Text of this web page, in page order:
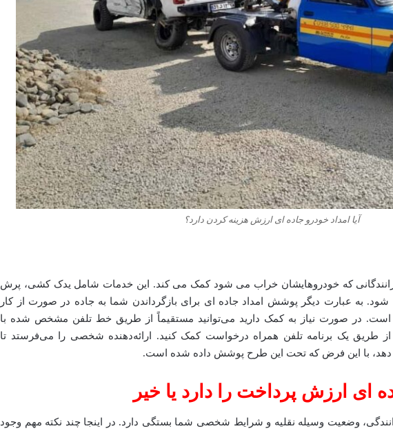
آیا امداد خودرو جاده ای ارزش هزینه کردن دارد؟
رانندگانی که خودروهایشان خراب می شود کمک می کند. این خدمات شامل یدک کشی، پرش
به عبارت دیگر پوشش امداد جاده ای برای بازگرداندن شما به جاده در صورت از کار
در صورت نیاز به کمک دارید می‌توانید مستقیماً از طریق خط تلفن مشخص شده با
از طریق یک برنامه تلفن همراه درخواست کمک کنید. ارائه‌دهنده شخصی را می‌فرستد تا
دهد، با این فرض که تحت این طرح پوشش داده شده است.
ای ارزش پرداخت را دارد یا خیر
وضعیت وسیله نقلیه و شرایط شخصی شما بستگی دارد. در اینجا چند نکته مهم وجود